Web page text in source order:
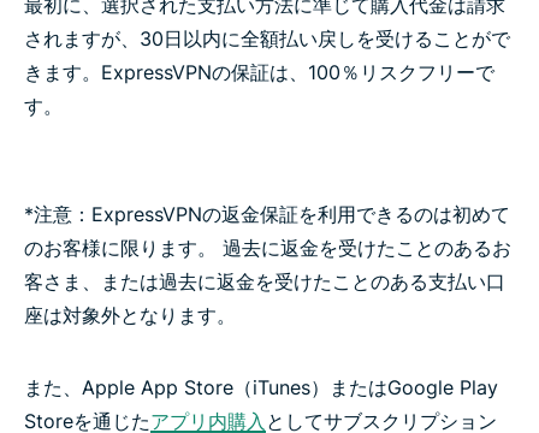
最初に、選択された支払い方法に準じて購入代金は請求
されますが、30日以内に全額払い戻しを受けることがで
きます。ExpressVPNの保証は、100％リスクフリーで
す。
*注意：ExpressVPNの返金保証を利用できるのは初めて
のお客様に限ります。 過去に返金を受けたことのあるお
客さま、または過去に返金を受けたことのある支払い口
座は対象外となります。
また、Apple App Store（iTunes）またはGoogle Play
Storeを通じたアプリ内購入 としてサブスクリプション